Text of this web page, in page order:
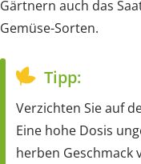
Gärtnern auch das
Gemüse-Sorten.
Tipp:
Verzichten Sie auf
Eine hohe Dosis
herben Geschmack